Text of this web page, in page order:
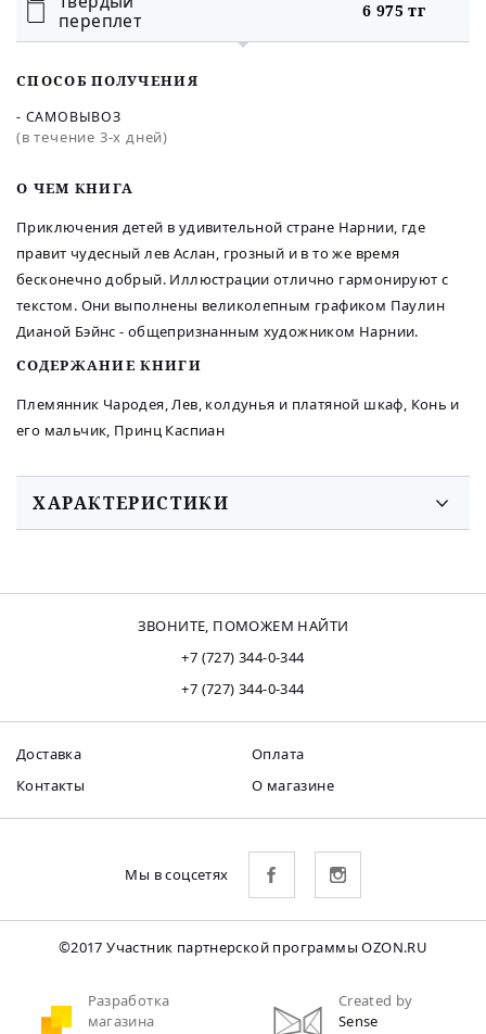
O ЧЕМ КНИГА
Приключения детей в удивительной стране Нарнии, где
правит чудесный лев Аслан, грозный и в то же время
бесконечно добрый. Иллюстрации отлично гармонируют с
текстом. Они выполнены великолепным графиком Паулин
Дианой Бэйнс - общепризнанным художником Нарнии.
СОДЕРЖАНИЕ КНИГИ
Племянник Чародея, Лев, колдунья и платяной шкаф, Конь и
его мальчик, Принц Каспиан
переплет
6 975 тг
СПОСОБ ПОЛУЧЕНИЯ
- САМОВЫВОЗ
(в течение 3-х дней)
ХАРАКТЕРИСТИКИ
ЗВОНИТЕ, ПОМОЖЕМ НАЙТИ
+7 (727) 344-0-344
+7 (727) 344-0-344
Доставка
Оплата
Контакты
О магазине
Мы в соцсетях
©2017 Участник партнерской программы OZON.RU
Разработка
магазина
Created by
Sense